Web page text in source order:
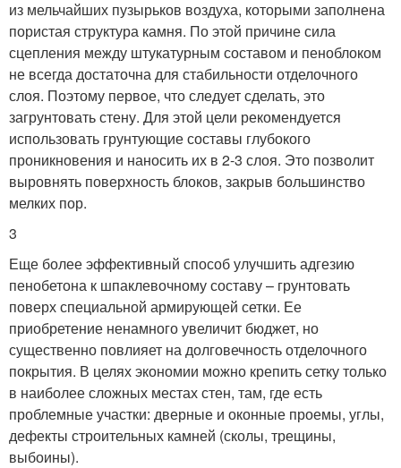
из мельчайших пузырьков воздуха, которыми заполнена
пористая структура камня. По этой причине сила
сцепления между штукатурным составом и пеноблоком
не всегда достаточна для стабильности отделочного
слоя. Поэтому первое, что следует сделать, это
загрунтовать стену. Для этой цели рекомендуется
использовать грунтующие составы глубокого
проникновения и наносить их в 2-3 слоя. Это позволит
выровнять поверхность блоков, закрыв большинство
мелких пор.
3
Еще более эффективный способ улучшить адгезию
пенобетона к шпаклевочному составу – грунтовать
поверх специальной армирующей сетки. Ее
приобретение ненамного увеличит бюджет, но
существенно повлияет на долговечность отделочного
покрытия. В целях экономии можно крепить сетку только
в наиболее сложных местах стен, там, где есть
проблемные участки: дверные и оконные проемы, углы,
дефекты строительных камней (сколы, трещины,
выбоины).